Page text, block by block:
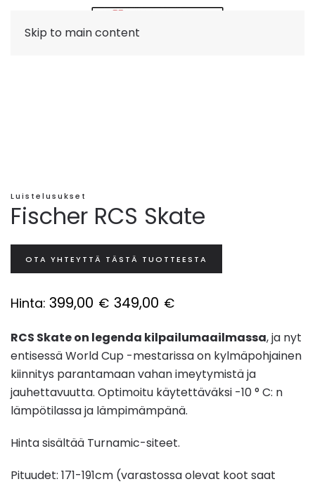
Skip to main content
Luistelusukset
Fischer RCS Skate
OTA YHTEYTTÄ TÄSTÄ TUOTTEESTA
Hinta: 399,00 € 349,00 €
RCS Skate on legenda kilpailumaailmassa, ja nyt
entisessä World Cup -mestarissa on kylmäpohjainen
kiinnitys parantamaan vahan imeytymistä ja
jauhettavuutta. Optimoitu käytettäväksi -10 ° C: n
lämpötilassa ja lämpimämpänä.
Hinta sisältää Turnamic-siteet.
Pituudet: 171-191cm (varastossa olevat koot saat